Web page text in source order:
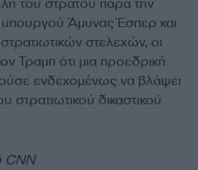
του στρατού παρά την
υπουργού Άμυνας Έσπερ και
στελεχών, οι
Τραμπ ότι μια προεδρική
ενδεχομένως να βλάψει
στρατιωτικού δικαστικού
CNN